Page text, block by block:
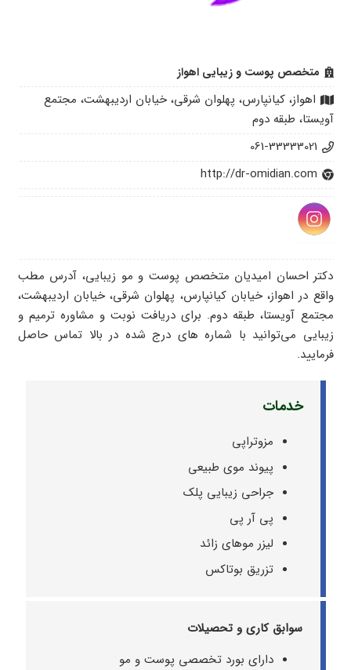
متخصص پوست و زیبایی اهواز
اهواز، کیانپارس، پهلوان شرقی، خیابان اردیبهشت، مجتمع
آویستا، طبقه دوم
061-33333021
http://dr-omidian.com
دکتر احسان امیدیان متخصص پوست و مو زیبایی، آدرس مطب
واقع در اهواز، خیابان کیانپارس، پهلوان شرقی، خیابان اردیبهشت،
مجتمع آویستا، طبقه دوم. برای دریافت نوبت و مشاوره ترمیم و
زیبایی می‌توانید با شماره های درج شده در بالا تماس حاصل
فرمایید.
خدمات
مزوتراپی
پیوند موی طبیعی
جراحی زیبایی پلک
پی آر پی
لیزر موهای زائد
تزریق بوتاکس
سوابق کاری و تحصیلات
دارای بورد تخصصی پوست و مو